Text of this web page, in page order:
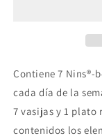
Contiene 7 Nins®-
cada día de la
7 vasijas y 1 plato
contenidos los